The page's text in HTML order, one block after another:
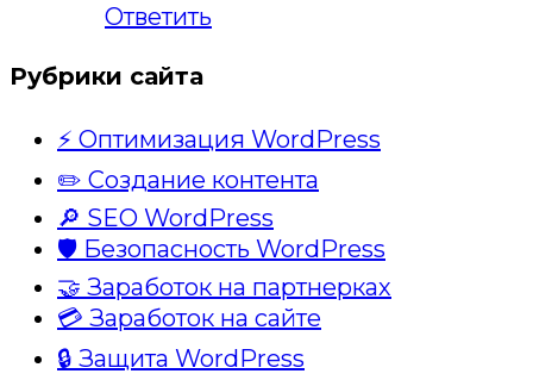
Ответить
Рубрики сайта
⚡ Оптимизация WordPress
✏️ Создание контента
🔎 SEO WordPress
🛡️ Безопасность WordPress
🤝 Заработок на партнерках
💳 Заработок на сайте
🔒 Защита WordPress